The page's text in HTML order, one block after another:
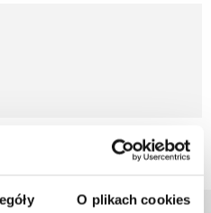
O plikach cookies